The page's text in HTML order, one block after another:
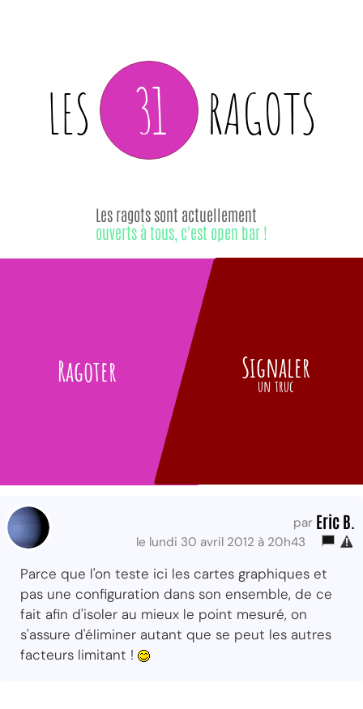
LES 31 RAGOTS
Ragoter
Les ragots sont actuellement
ouverts à tous, c'est open bar !
Signaler
un truc
par Eric B.
le lundi 30 avril 2012 à 20h43
Parce que l'on teste ici les cartes graphiques et
pas une configuration dans son ensemble, de ce
fait afin d'isoler au mieux le point mesuré, on
s'assure d'éliminer autant que se peut les autres
facteurs limitant !